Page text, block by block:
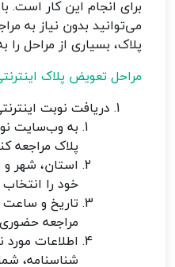
برای انجام این کار است.
می‌توانید بدون نیاز به
پلاک، بسیاری از مراحل
مراحل تعویض پلاک
دریافت نوبت
به وب‌سایت
پلاک مراجعه
استان، شهر و
خود را
تاریخ و ساعت
مراجعه
اطلاعات مورد
شناسنامه،